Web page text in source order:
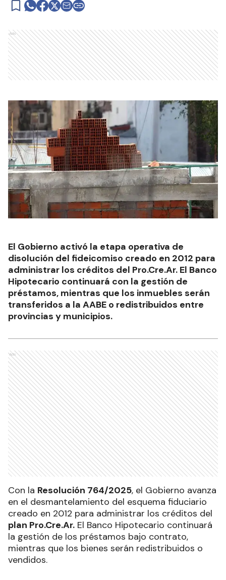
Ads
El Gobierno activó la etapa operativa de
disolución del fideicomiso creado en 2012 para
administrar los créditos del Pro.Cre.Ar. El Banco
Hipotecario continuará con la gestión de
préstamos, mientras que los inmuebles serán
transferidos a la AABE o redistribuidos entre
provincias y municipios.
Ads
Con la Resolución 764/2025, el Gobierno avanza
en el desmantelamiento del esquema fiduciario
creado en 2012 para administrar los créditos del
plan Pro.Cre.Ar. El Banco Hipotecario continuará
la gestión de los préstamos bajo contrato,
mientras que los bienes serán redistribuidos o
vendidos.